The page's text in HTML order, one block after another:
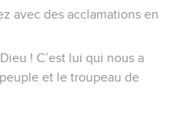
avec des acclamations en
! C’est lui qui nous a
et le troupeau de